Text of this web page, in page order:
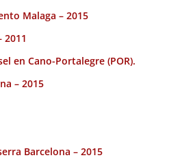
Malaga – 2015
2011
en Cano-Portalegre (POR).
– 2015
Barcelona – 2015